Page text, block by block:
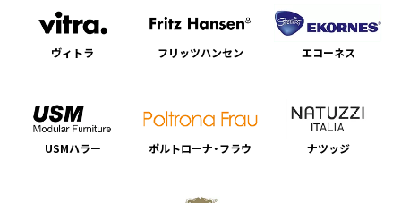
ヴィトラ フリッツハンセン エコーネス
USMハラー ポルトローナ・フラウ ナツッジ